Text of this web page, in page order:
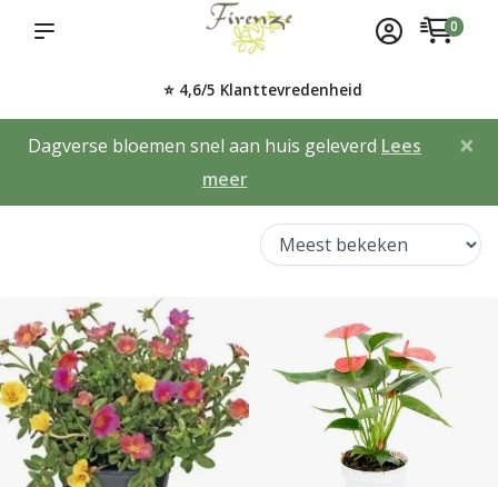
0
⭐ 4,6/5 Klanttevredenheid
Dagverse bloemen snel aan huis geleverd Lees
meer
×